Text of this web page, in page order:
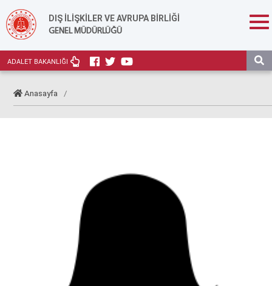
DIŞ İLİŞKİLER VE AVRUPA BİRLİĞİ
GENEL MÜDÜRLÜĞÜ
ADALET BAKANLIĞI
Anasayfa /